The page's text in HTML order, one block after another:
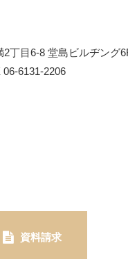
丁目6-8 堂島ビルヂング
06-6131-2206
資料請求